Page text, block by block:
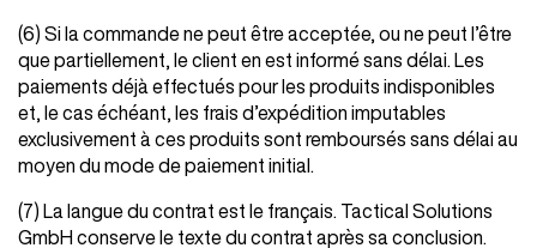
(6) Si la commande ne peut être acceptée, ou ne peut l’être
que partiellement, le client en est informé sans délai. Les
paiements déjà effectués pour les produits indisponibles
et, le cas échéant, les frais d’expédition imputables
exclusivement à ces produits sont remboursés sans délai au
moyen du mode de paiement initial.
(7) La langue du contrat est le français. Tactical Solutions
GmbH conserve le texte du contrat après sa conclusion.